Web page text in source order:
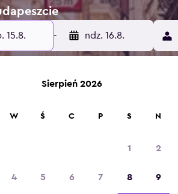
15.8. - ndz. 16.8.
Sierpień 2026
W Ś C P S N
1 2
4 5 6 7 8 9